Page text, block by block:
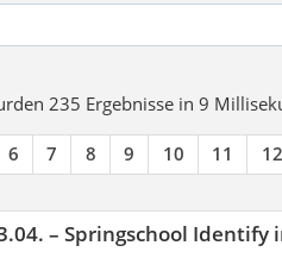
235 Ergebnisse in 9
6 7 8 9 10 11 12
03.04. – Springschool